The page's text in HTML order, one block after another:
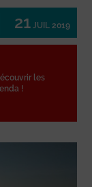
21 JUIL 2019
les
!